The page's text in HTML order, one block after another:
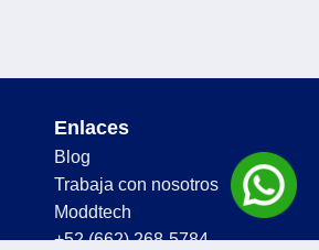
Enlaces
Blog
Trabaja con nosotros
Moddtech
+52 (662) 268-5784